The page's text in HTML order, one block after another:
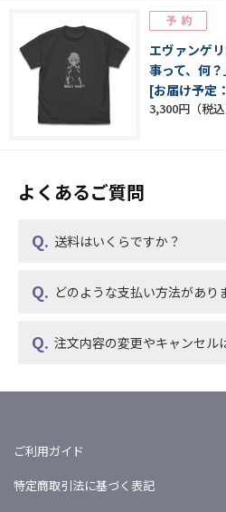
エヴァンゲ
事って、何？
[お届け予定
3,300円
よくあるご質問
送料はいくらですか？
どのような支払い方法があり
注文内容の変更やキャンセル
ご利用ガイド
特定商取引法に基づく表記